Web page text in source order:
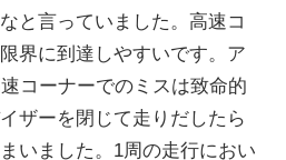
と言っていました。高速コ
界に到達しやすいです。ア
コーナーでのミスは致命的
ザーを閉じて走りだしたら
いました。1周の走行におい